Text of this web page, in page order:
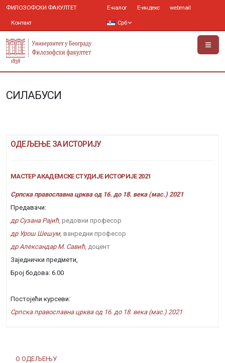
ФИЛОЗОФСКИ ФАКУЛТЕТ
Контакт
Е-налог Е-индекс webmail
Срб
СИЛАБУСИ
О ОДЕЉЕЊУ
ОДЕЉЕЊЕ ЗА ИСТОРИЈУ
МАСТЕР АКАДЕМСКЕ СТУДИЈЕ ИСТОРИЈЕ 2021
Српска православна црква од 16. до 18. века (мас.) 2021
Предавачи:
др Сузана Рајић, редовни професор
др Урош Шешум, ванредни професор
др Александар М. Савић, доцент
Заједнички предмети,
Број бодова: 6.00
Постојећи курсеви:
Српска православна црква од 16. до 18. века (мас.) 2021